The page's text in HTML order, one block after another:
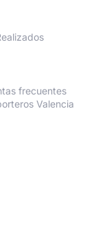
frecuentes
Valencia